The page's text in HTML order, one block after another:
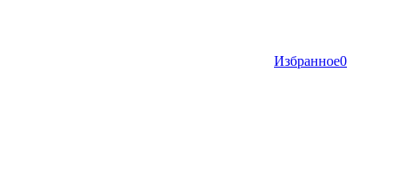
Избранное0